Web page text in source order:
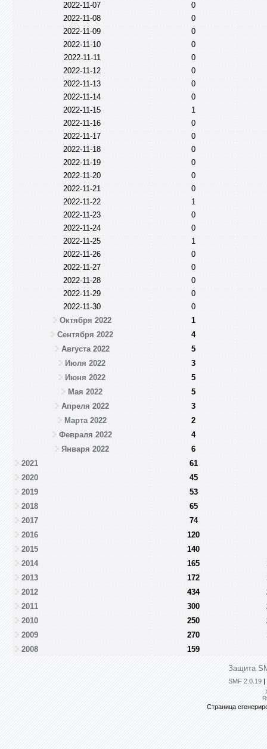
2022-11-07
0
2022-11-08
0
2022-11-09
0
2022-11-10
0
2022-11-11
0
2022-11-12
0
2022-11-13
0
2022-11-14
0
2022-11-15
1
2022-11-16
0
2022-11-17
0
2022-11-18
0
2022-11-19
0
2022-11-20
0
2022-11-21
0
2022-11-22
1
2022-11-23
0
2022-11-24
0
2022-11-25
1
2022-11-26
0
2022-11-27
0
2022-11-28
0
2022-11-29
0
2022-11-30
0
Октября 2022
1
Сентября 2022
4
Августа 2022
5
Июля 2022
3
Июня 2022
5
Мая 2022
5
Апреля 2022
3
Марта 2022
2
Февраля 2022
4
Января 2022
6
2021
61
2020
45
2019
53
2018
65
2017
74
2016
120
2015
140
2014
165
2013
172
2012
434
2011
300
2010
250
2009
270
2008
159
Защита
SMF 2.0.19 |
Страница